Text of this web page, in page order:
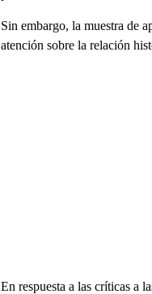
Sin embargo, la muestra de
atención sobre la relación
En respuesta a las críticas a